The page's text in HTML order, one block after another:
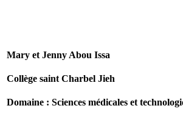
Mary et Jenny Abou Issa
Collège saint Charbel Jieh
Domaine : Sciences médicales et